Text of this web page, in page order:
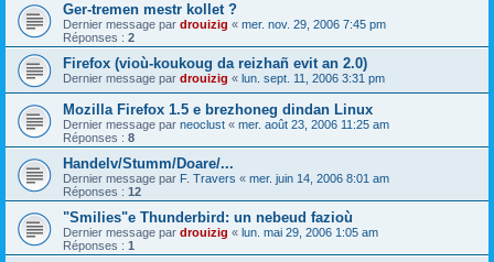
Ger-tremen mestr kollet ?
Dernier message par drouizig « mer. nov. 29, 2006 7:45 pm
Réponses : 2
Firefox (vioù-koukoug da reizhañ evit an 2.0)
Dernier message par drouizig « lun. sept. 11, 2006 3:31 pm
Mozilla Firefox 1.5 e brezhoneg dindan Linux
Dernier message par neoclust « mer. août 23, 2006 11:25 am
Réponses : 8
Handelv/Stumm/Doare/...
Dernier message par F. Travers « mer. juin 14, 2006 8:01 am
Réponses : 12
"Smilies"e Thunderbird: un nebeud fazioù
Dernier message par drouizig « lun. mai 29, 2006 1:05 am
Réponses : 1